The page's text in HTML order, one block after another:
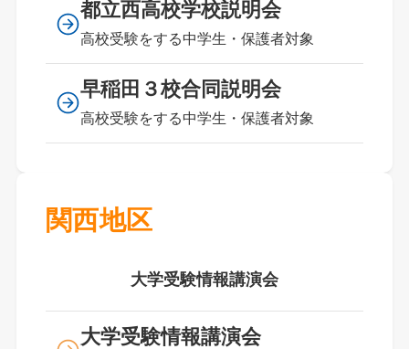
都立西高校学校説明会
高校受験をする中学生・保護者対象
早稲田３校合同説明会
高校受験をする中学生・保護者対象
関西地区
大学受験情報講演会
大学受験情報講演会